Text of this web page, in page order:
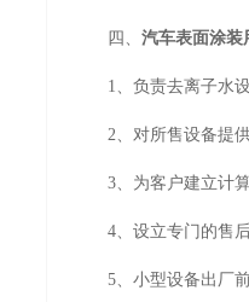
四、汽车表面涂装
1、负责去离子水
2 、对所售设备提
3 、为客户建立计
4 、设立专门的售
5 、小型设备出厂